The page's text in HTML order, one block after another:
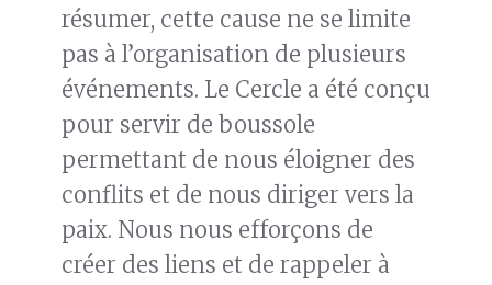
résumer, cette cause ne se limite
pas à l’organisation de plusieurs
événements. Le Cercle a été conçu
pour servir de boussole
permettant de nous éloigner des
conflits et de nous diriger vers la
paix. Nous nous efforçons de
créer des liens et de rappeler à